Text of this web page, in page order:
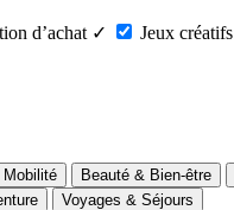
d’achat ✓ Jeux créatifs
Beauté & Bien-être
Voyages & Séjours